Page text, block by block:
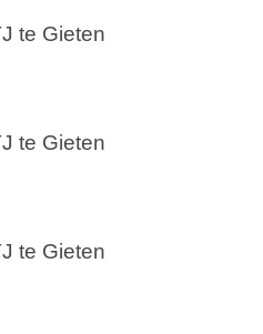
te Gieten
te Gieten
te Gieten